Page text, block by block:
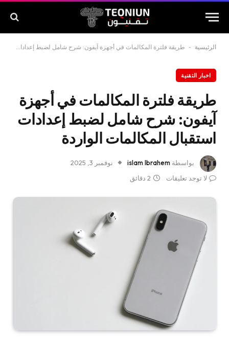
الرئيسية - طريقة فلترة المكالمات في أجهزة آيفون: شرح شامل لضبط إعدادات استقبال المكالمات الواردة
اخبار التقنية
طريقة فلترة المكالمات في أجهزة
آيفون: شرح شامل لضبط إعدادات
استقبال المكالمات الواردة
بواسطة islam Ibrahem
نوفمبر 3, 2025
لا توجد تعليقات
2 دقائق